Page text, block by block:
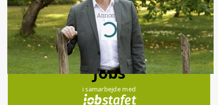
Annonce
Loading...
Jobs
i samarbejde med